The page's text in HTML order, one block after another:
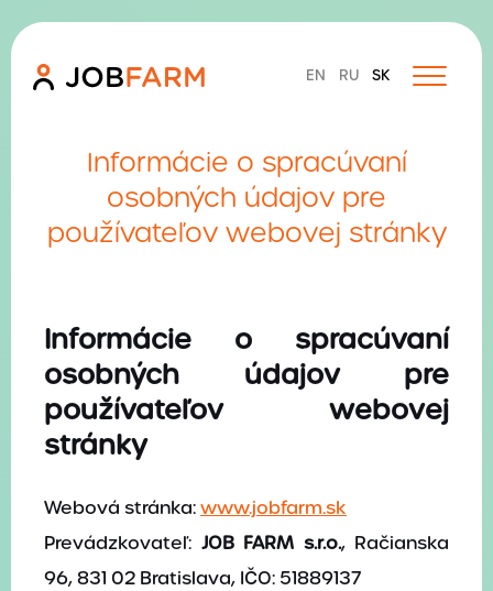
JOB FARM služby
TALENT | Recruitment & Executive Search
CULTURE | Firemná kultúra, eventy & teambuildingy
VOICE | Social Media & Employer Branding
EN RU SK
Informácie o spracúvaní
osobných údajov pre
používateľov webovej stránky
Informácie o spracúvaní
osobných údajov pre
používateľov webovej
stránky
Webová stránka:www.jobfarm.sk
Prevádzkovateľ: JOB FARM s.r.o., Račianska
96, 831 02 Bratislava, IČO: 51889137